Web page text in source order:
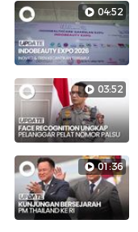
04:52
03:52
01:36